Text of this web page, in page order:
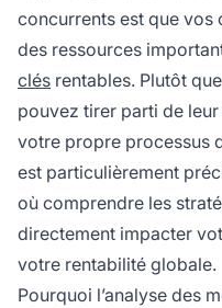
concurrents est que vos
des ressources
clés rentables. Plutôt
pouvez tirer parti de
votre propre processus
est particulièrement
où comprendre les
directement impacter
votre rentabilité globale.
Pourquoi l’analyse des